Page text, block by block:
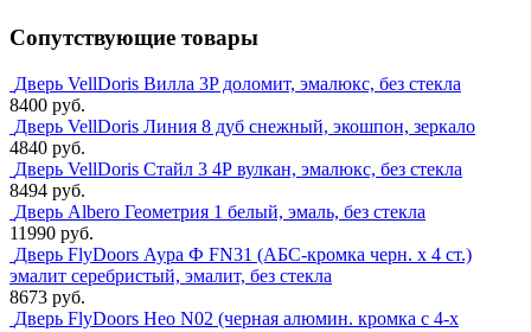
Сопутствующие товары
Дверь VellDoris Вилла 3P доломит, эмалюкс, без стекла
8400 руб.
Дверь VellDoris Линия 8 дуб снежный, экошпон, зеркало
4840 руб.
Дверь VellDoris Стайл 3 4Р вулкан, эмалюкс, без стекла
8494 руб.
Дверь Albero Геометрия 1 белый, эмаль, без стекла
11990 руб.
Дверь FlyDoors Аура Ф FN31 (АБС-кромка черн. х 4 ст.)
эмалит серебристый, эмалит, без стекла
8673 руб.
Дверь FlyDoors Нео N02 (черная алюмин. кромка с 4-х